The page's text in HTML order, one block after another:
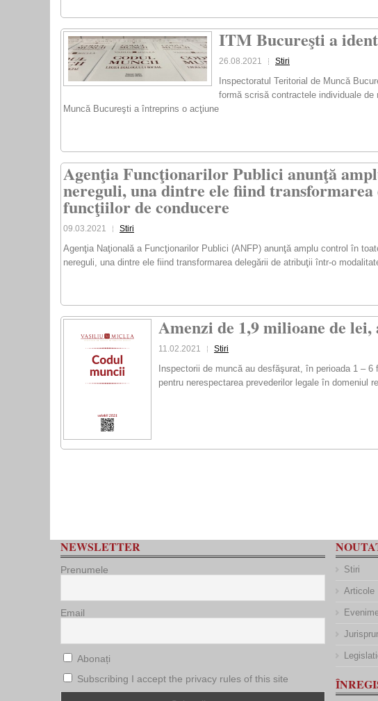
ITM Bucureşti a
26.08.2021 Stiri
Inspectoratul Teritorial de Muncă
formă scrisă contractele individuale
Muncă Bucureşti a întreprins o acţiune
Agenţia Funcţionarilor Publici anunţă
nereguli, una dintre ele fiind
funcţiilor de conducere
09.03.2021 Stiri
Agenţia Naţională a Funcţionarilor Publici (ANFP) anunţă amplu control în
nereguli, una dintre ele fiind transformarea delegării de atribuţii într-o
Amenzi de 1,9 milioane de
11.02.2021 Stiri
Inspectorii de muncă au desfăşurat, în perioada 1 –
pentru nerespectarea prevederilor legale în
NEWSLETTER
Prenumele
Email
Abonați
Subscribing I accept the privacy rules of this site
Stiri
Articole